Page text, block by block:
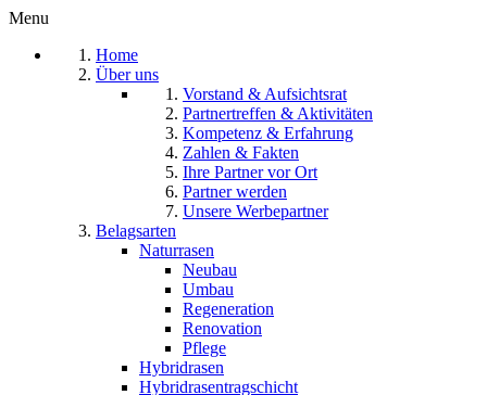
Menu
Home
Über uns
Vorstand & Aufsichtsrat
Partnertreffen & Aktivitäten
Kompetenz & Erfahrung
Zahlen & Fakten
Ihre Partner vor Ort
Partner werden
Unsere Werbepartner
Belagsarten
Naturrasen
Neubau
Umbau
Regeneration
Renovation
Pflege
Hybridrasen
Hybridrasentragschicht